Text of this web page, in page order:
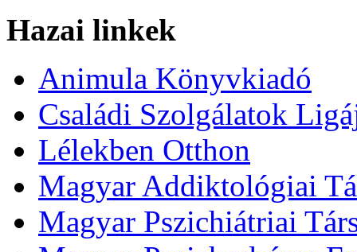
Hazai linkek
Animula Könyvkiadó
Családi Szolgálatok
Lélekben Otthon
Magyar Addiktológiai
Magyar Pszichiátriai